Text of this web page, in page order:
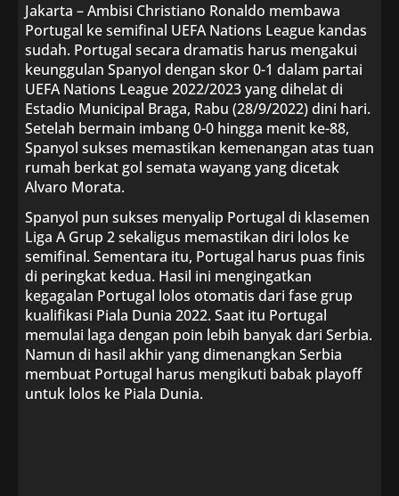
Jakarta – Ambisi Christiano Ronaldo membawa
Portugal ke semifinal UEFA Nations League kandas
sudah. Portugal secara dramatis harus mengakui
keunggulan Spanyol dengan skor 0-1 dalam partai
UEFA Nations League 2022/2023 yang dihelat di
Estadio Municipal Braga, Rabu (28/9/2022) dini hari.
Setelah bermain imbang 0-0 hingga menit ke-88,
Spanyol sukses memastikan kemenangan atas tuan
rumah berkat gol semata wayang yang dicetak
Alvaro Morata.
Spanyol pun sukses menyalip Portugal di klasemen
Liga A Grup 2 sekaligus memastikan diri lolos ke
semifinal. Sementara itu, Portugal harus puas finis
di peringkat kedua. Hasil ini mengingatkan
kegagalan Portugal lolos otomatis dari fase grup
kualifikasi Piala Dunia 2022. Saat itu Portugal
memulai laga dengan poin lebih banyak dari Serbia.
Namun di hasil akhir yang dimenangkan Serbia
membuat Portugal harus mengikuti babak playoff
untuk lolos ke Piala Dunia.